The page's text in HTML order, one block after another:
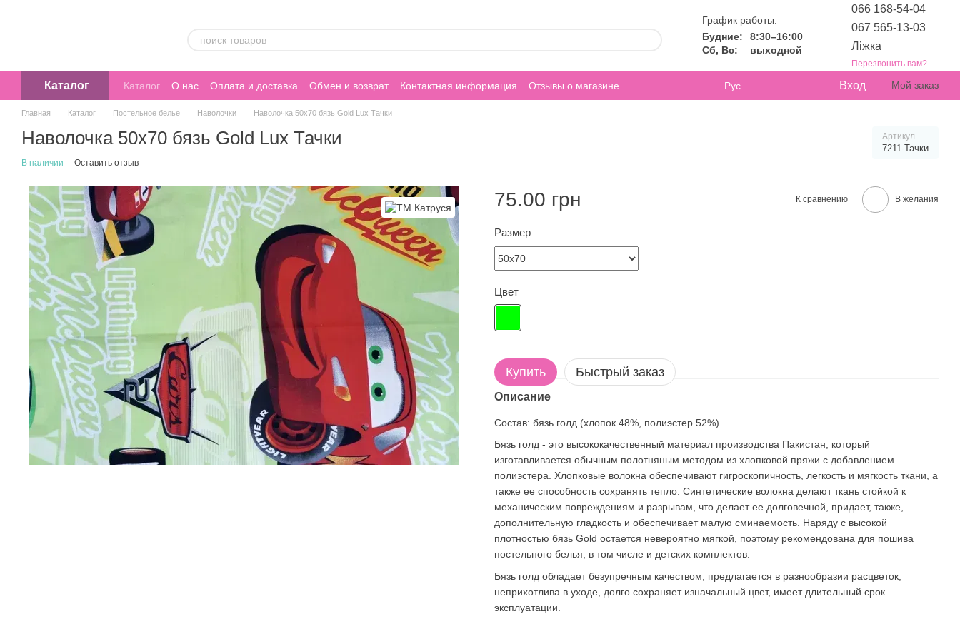
График работы:
Будние:
8:30–16:00
Сб, Вс:
выходной
066 168-54-04
067 565-13-03
Ліжка
Перезвонить вам?
Каталог Каталог О нас Оплата и доставка Обмен и возврат Контактная информация Отзывы о магазине Рус Вход Мой заказ
Главная Каталог Постельное белье Наволочки Наволочка 50х70 бязь Gold Lux Тачки
Наволочка 50х70 бязь Gold Lux Тачки Артикул
7211-Тачки
В наличии Оставить отзыв
75.00 грн К сравнению В желания
Размер
Цвет
Купить Быстрый заказ
Описание
Состав: бязь голд (хлопок 48%, полиэстер 52%)
Бязь голд - это высококачественный материал производства Пакистан, который
изготавливается обычным полотняным методом из хлопковой пряжи с добавлением
полиэстера. Хлопковые волокна обеспечивают гигроскопичность, легкость и мягкость ткани, а
также ее способность сохранять тепло. Синтетические волокна делают ткань стойкой к
механическим повреждениям и разрывам, что делает ее долговечной, придает, также,
дополнительную гладкость и обеспечивает малую сминаемость. Наряду с высокой
плотностью бязь Gold остается невероятно мягкой, поэтому рекомендована для пошива
постельного белья, в том числе и детских комплектов.
Бязь голд обладает безупречным качеством, предлагается в разнообразии расцветок,
неприхотлива в уходе, долго сохраняет изначальный цвет, имеет длительный срок
эксплуатации.